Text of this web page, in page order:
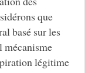
que
basé sur les
mécanisme
légitime